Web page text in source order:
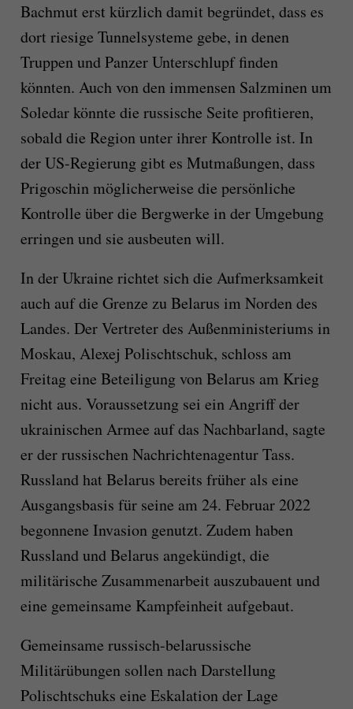
Bachmut erst kürzlich damit begründet, dass es
dort riesige Tunnelsysteme gebe, in denen
Truppen und Panzer Unterschlupf finden
könnten. Auch von den immensen Salzminen um
Soledar könnte die russische Seite profitieren,
sobald die Region unter ihrer Kontrolle ist. In
der US-Regierung gibt es Mutmaßungen, dass
Prigoschin möglicherweise die persönliche
Kontrolle über die Bergwerke in der Umgebung
erringen und sie ausbeuten will.
In der Ukraine richtet sich die Aufmerksamkeit
auch auf die Grenze zu Belarus im Norden des
Landes. Der Vertreter des Außenministeriums in
Moskau, Alexej Polischtschuk, schloss am
Freitag eine Beteiligung von Belarus am Krieg
nicht aus. Voraussetzung sei ein Angriff der
ukrainischen Armee auf das Nachbarland, sagte
er der russischen Nachrichtenagentur Tass.
Russland hat Belarus bereits früher als eine
Ausgangsbasis für seine am 24. Februar 2022
begonnene Invasion genutzt. Zudem haben
Russland und Belarus angekündigt, die
militärische Zusammenarbeit auszubauent und
eine gemeinsame Kampfeinheit aufgebaut.
Gemeinsame russisch-belarussische
Militärübungen sollen nach Darstellung
Polischtschuks eine Eskalation der Lage